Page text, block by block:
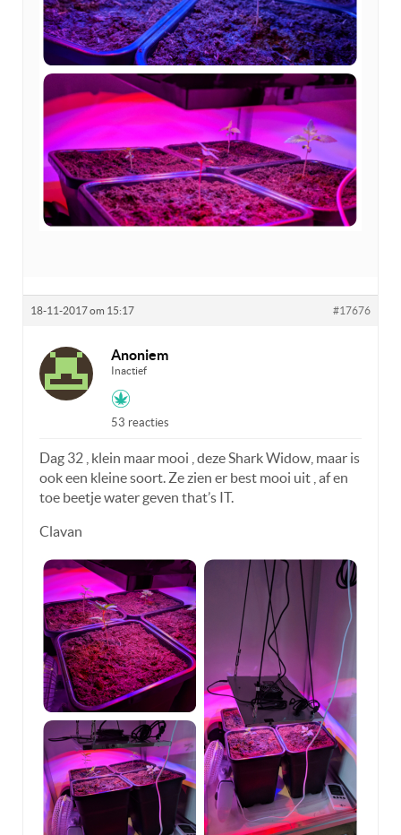
18-11-2017 om 15:17 #17676
Anoniem
Inactief
53 reacties
Dag 32 , klein maar mooi , deze Shark Widow, maar is
ook een kleine soort. Ze zien er best mooi uit , af en
toe beetje water geven that’s IT.
Clavan